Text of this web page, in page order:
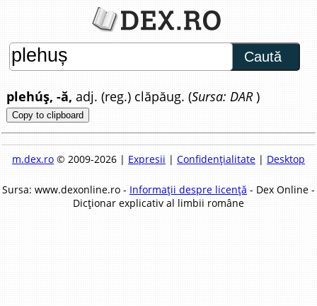
Caută
plehúș, -ă, adj. (reg.) clăpăug. (Sursa: DAR)
Copy to clipboard
m.dex.ro© 2009-2026 | Expresii | Confidențialitate| Desktop
Sursa: www.dexonline.ro - Informații despre licență - Dex Online -
Dicționar explicativ al limbii române